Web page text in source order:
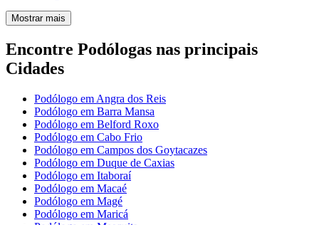
Mostrar mais
Encontre Podólogas nas principais
Cidades
Podólogo em Angra dos Reis
Podólogo em Barra Mansa
Podólogo em Belford Roxo
Podólogo em Cabo Frio
Podólogo em Campos dos Goytacazes
Podólogo em Duque de Caxias
Podólogo em Itaboraí
Podólogo em Macaé
Podólogo em Magé
Podólogo em Maricá